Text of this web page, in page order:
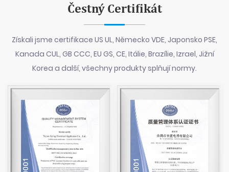
Čestný Certifikát
Získali jsme certifikace US UL, Německo VDE, Japonsko PSE,
Kanada CUL, GB CCC, EU GS, CE, Itálie, Brazílie, Izrael, Jižní
Korea a další, všechny produkty splňují normy.